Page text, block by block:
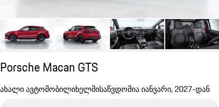
Porsche Macan GTS
ახალი ავტომობილიხელმისაწვდომია იანვარი, 2027-დან